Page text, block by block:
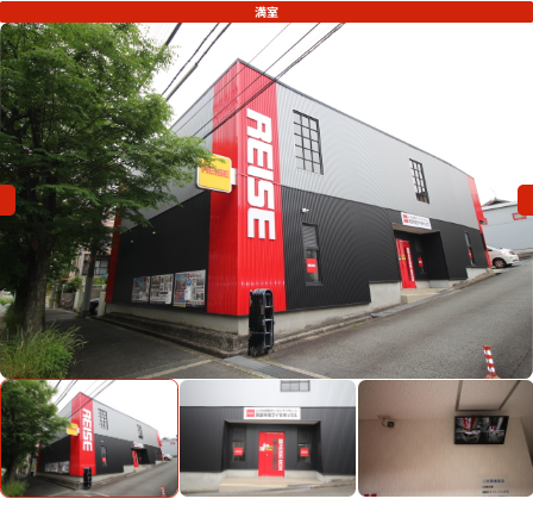
ご契約の流れ・お支払方法
ご利用中のお客様
よくあるご質問
法人のお客様
お問い合わせ
会社概要
特定商取引法に基づく表示
プライバシーポリシー
満室
Previous